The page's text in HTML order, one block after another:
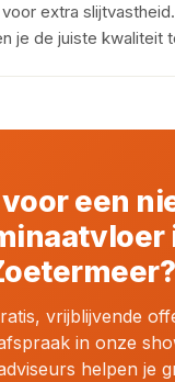
extra
je de juiste kwaliteit
een
vrijblijvende
in onze
helpen je